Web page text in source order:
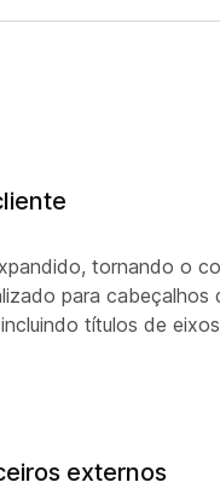
tornando o
para cabeçalhos
títulos de
externos